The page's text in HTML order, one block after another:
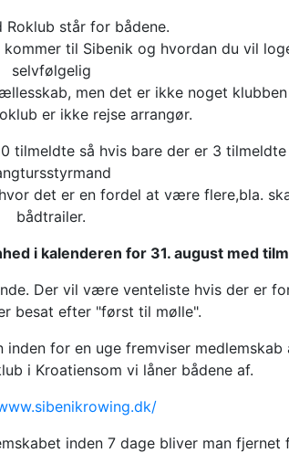
Roklub står for bådene.
til Sibenik og hvordan du vil
selvfølgelig
men det er ikke noget
er ikke rejse arrangør.
tilmeldte så hvis bare der er 3
det er en fordel at være flere,bla.
bådtrailer.
i kalenderen for 31. august med
Der vil være venteliste hvis der er
besat efter "først til mølle".
for en uge fremviser medlemskab
i Kroatiensom vi låner bådene af.
inden 7 dage bliver man fjernet